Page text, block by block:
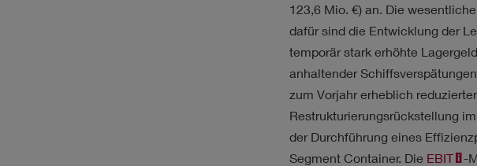
123,6 Mio. €) an. Die
dafür sind die Entwicklung der
temporär stark erhöhte
anhaltender
zum Vorjahr erheblich
Restrukturierungsrückstellung
der Durchführung eines
Segment Container. Die EBIT
-